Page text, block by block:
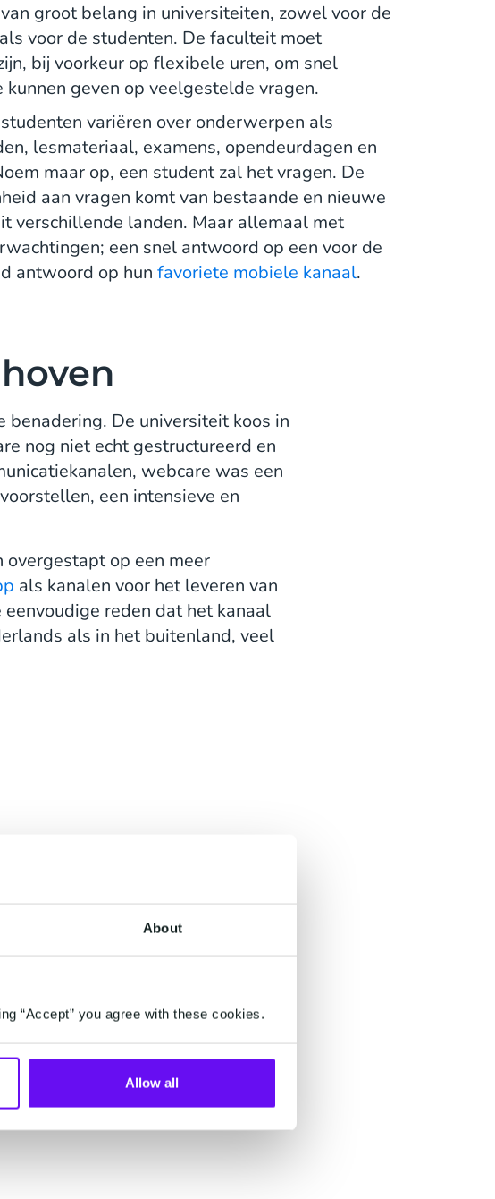
About
“Accept” you agree with these cookies.
Allow all
groot belang in universiteiten, zowel voor de
voor de studenten. De faculteit moet
bij voorkeur op flexibele uren, om snel
geven op veelgestelde vragen.
variëren over onderwerpen als
lesmateriaal, examens, opendeurdagen en
maar op, een student zal het vragen. De
aan vragen komt van bestaande en nieuwe
verschillende landen. Maar allemaal met
een snel antwoord op een voor de
antwoord op hun favoriete mobiele kanaal.
benadering. De universiteit koos in
nog niet echt gestructureerd en
webcare was een
een intensieve en
overgestapt op een meer
als kanalen voor het leveren van
reden dat het kanaal
als in het buitenland, veel